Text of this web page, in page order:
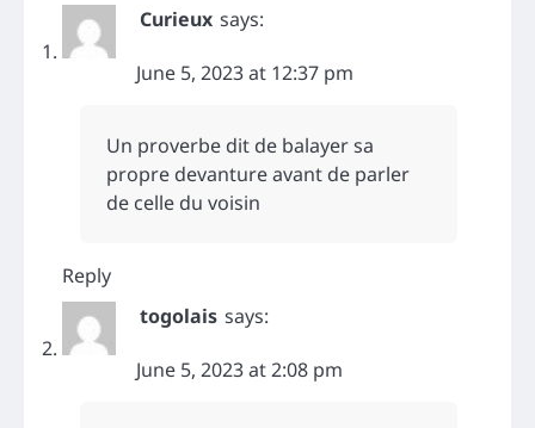
Curieux says:
June 5, 2023 at 12:37 pm
Un proverbe dit de balayer sa
propre devanture avant de parler
de celle du voisin
Reply
togolais says:
June 5, 2023 at 2:08 pm